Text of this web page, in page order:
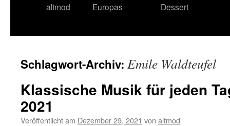
altmod
Europas
Dessert
Schlagwort-Archiv: Emile Waldteufel
Klassische Musik für jeden
2021
Veröffentlicht am Dezember 29, 2021 von altmod